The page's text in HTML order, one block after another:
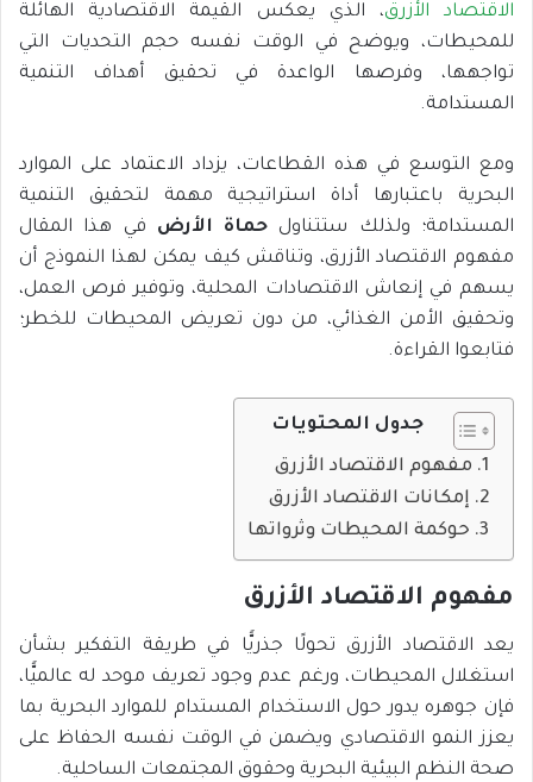
الاقتصاد الأزرق، الذي يعكس القيمة الاقتصادية الهائلة
للمحيطات، ويوضح في الوقت نفسه حجم التحديات التي
تواجهها، وفرصها الواعدة في تحقيق أهداف التنمية
المستدامة.
ومع التوسع في هذه القطاعات، يزداد الاعتماد على الموارد
البحرية باعتبارها أداة استراتيجية مهمة لتحقيق التنمية
المستدامة؛ ولذلك ستتناول حماة الأرض في هذا المقال
مفهوم الاقتصاد الأزرق، وتناقش كيف يمكن لهذا النموذج أن
يسهم في إنعاش الاقتصادات المحلية، وتوفير فرص العمل،
وتحقيق الأمن الغذائي، من دون تعريض المحيطات للخطر؛
فتابعوا القراءة.
جدول المحتويات
مفهوم الاقتصاد الأزرق
إمكانات الاقتصاد الأزرق
حوكمة المحيطات وثرواتها
مفهوم الاقتصاد الأزرق
يعد الاقتصاد الأزرق تحولًا جذريًّا في طريقة التفكير بشأن
استغلال المحيطات، ورغم عدم وجود تعريف موحد له عالميًّا،
فإن جوهره يدور حول الاستخدام المستدام للموارد البحرية بما
يعزز النمو الاقتصادي ويضمن في الوقت نفسه الحفاظ على
صحة النظم البيئية البحرية وحقوق المجتمعات الساحلية.